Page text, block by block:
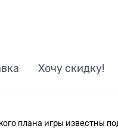
Хочу скидку!
плана игры известны